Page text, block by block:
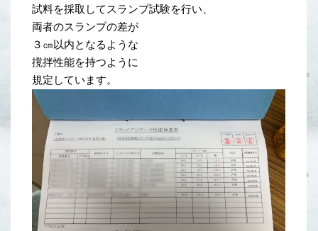
試料を採取してスランプ試験を行い、
両者のスランプの差が
３㎝以内となるような
撹拌性能を持つように
規定しています。